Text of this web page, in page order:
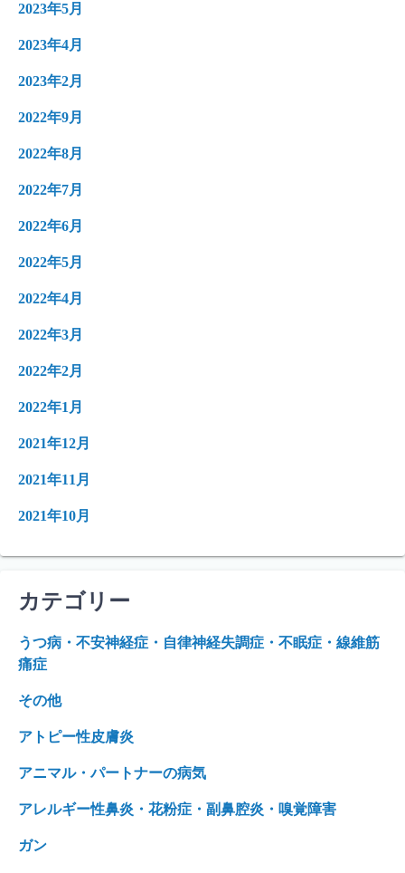
2023年5月
2023年4月
2023年2月
2022年9月
2022年8月
2022年7月
2022年6月
2022年5月
2022年4月
2022年3月
2022年2月
2022年1月
2021年12月
2021年11月
2021年10月
カテゴリー
うつ病・不安神経症・自律神経失調症・不眠症・線維筋
痛症
その他
アトピー性皮膚炎
アニマル・パートナーの病気
アレルギー性鼻炎・花粉症・副鼻腔炎・嗅覚障害
ガン